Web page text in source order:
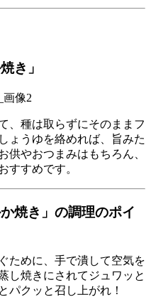
き」
、種は取らずにそのままフ
ょうゆを絡めれば、旨みた
供やおつまみはもちろん、
すすめです。
焼き」の調理のポイ
ために、手で潰して空気を
し焼きにされてジュワッと
パクッと召し上がれ！